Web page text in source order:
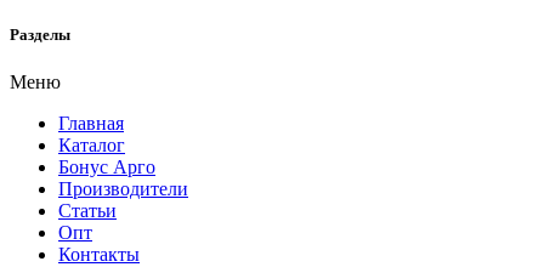
Разделы
Меню
Главная
Каталог
Бонус Арго
Производители
Статьи
Опт
Контакты